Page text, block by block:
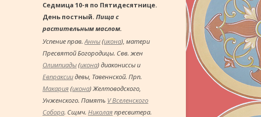
Седмица 10-я по Пятидесятнице.
День постный. Пища с
растительным маслом.
Успение прав.Анны(икона), матери
Пресвятой Богородицы. Свв. жен
Олимпиады(икона) диакониссы и
Евпраксиидевы, Тавеннской. Прп.
Макария(икона) Желтоводского,
Унженского. Память V Вселенского
Собора. Сщмч. Николаяпресвитера.